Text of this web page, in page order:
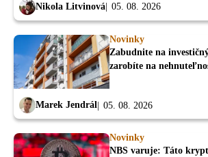
Nikola Litvinová 05. 08. 2026
Novinky
Zabudnite na
zarobíte na
Marek Jendrál 05. 08. 2026
Novinky
NBS varuje: Táto